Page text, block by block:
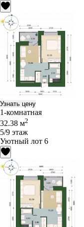
Узнать цену
1-комнатная
32.38 м2
5/9 этаж
Уютный лот 6